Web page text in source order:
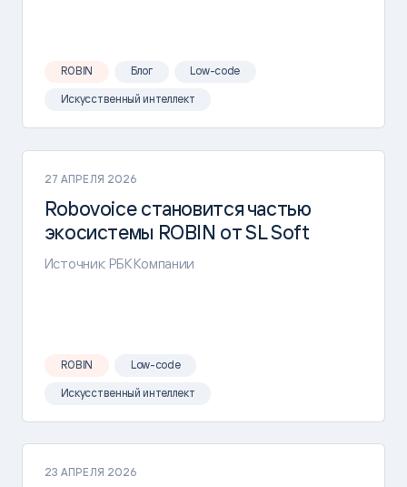
ROBIN Блог Low-code
Искусственный интеллект
27 АПРЕЛЯ 2026
Robovoice становится частью
экосистемы ROBIN от SL Soft
Источник: РБК Компании
ROBIN Low-code
Искусственный интеллект
23 АПРЕЛЯ 2026